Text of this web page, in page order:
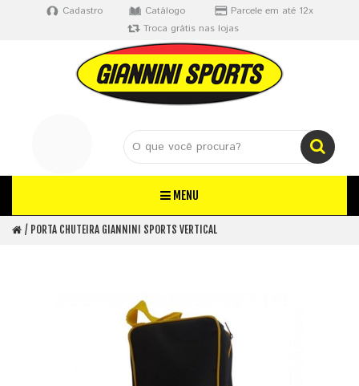
Cadastro Catálogo
Parcele em até 12x
Troca grátis nas lojas
MENU
PORTA CHUTEIRA GIANNINI SPORTS VERTICAL